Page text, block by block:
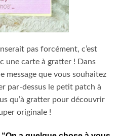
pas forcément, c’est
une carte à gratter ! Dans
message que vous souhaitez
par-dessus le petit patch à
qu’à gratter pour découvrir
originale !